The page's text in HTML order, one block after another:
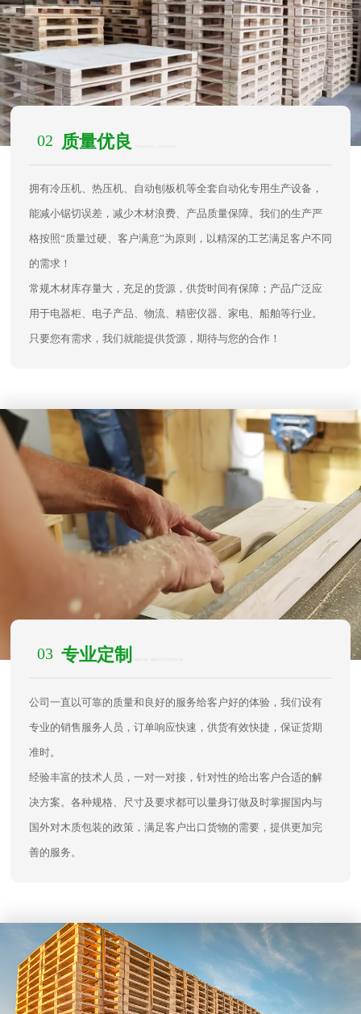
02 质量优良
拥有冷压机、热压机、自动刨板机等全套自动化专用生产设备，
能减小锯切误差，减少木材浪费、产品质量保障。我们的生产严
格按照“质量过硬、客户满意”为原则，以精深的工艺满足客户不同
的需求！
常规木材库存量大，充足的货源，供货时间有保障；产品广泛应
用于电器柜、电子产品、物流、精密仪器、家电、船舶等行业。
只要您有需求，我们就能提供货源，期待与您的合作！
03 专业定制
公司一直以可靠的质量和良好的服务给客户好的体验，我们设有
专业的销售服务人员，订单响应快速，供货有效快捷，保证货期
准时。
经验丰富的技术人员，一对一对接，针对性的给出客户合适的解
决方案。各种规格、尺寸及要求都可以量身订做及时掌握国内与
国外对木质包装的政策，满足客户出口货物的需要，提供更加完
善的服务。